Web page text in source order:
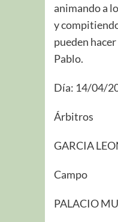
animando a
y
pueden
Pablo.
Día: 14/04/
Árbitros
GARCIA
Campo
PALACIO